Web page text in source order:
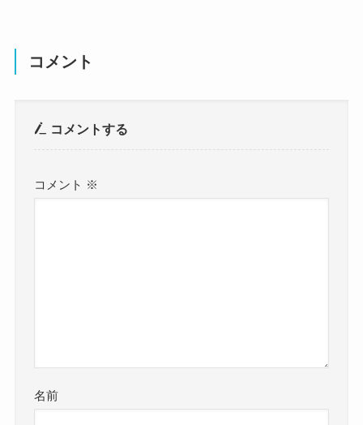
コメント
コメントする
コメント ※
名前